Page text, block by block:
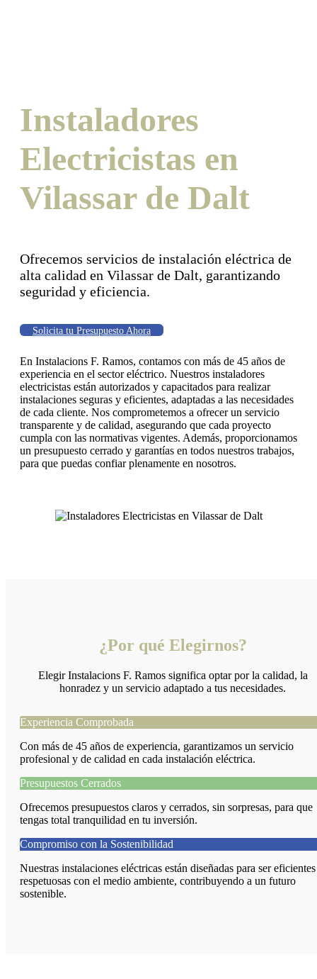
Instaladores
Electricistas en
Vilassar de Dalt
Ofrecemos servicios de instalación eléctrica de
alta calidad en Vilassar de Dalt, garantizando
seguridad y eficiencia.
Solicita tu Presupuesto Ahora
En Instalacions F. Ramos, contamos con más de 45 años de
experiencia en el sector eléctrico. Nuestros instaladores
electricistas están autorizados y capacitados para realizar
instalaciones seguras y eficientes, adaptadas a las necesidades
de cada cliente. Nos comprometemos a ofrecer un servicio
transparente y de calidad, asegurando que cada proyecto
cumpla con las normativas vigentes. Además, proporcionamos
un presupuesto cerrado y garantías en todos nuestros trabajos,
para que puedas confiar plenamente en nosotros.
¿Por qué Elegirnos?
Elegir Instalacions F. Ramos significa optar por la calidad, la
honradez y un servicio adaptado a tus necesidades.
Experiencia Comprobada
Con más de 45 años de experiencia, garantizamos un servicio
profesional y de calidad en cada instalación eléctrica.
Presupuestos Cerrados
Ofrecemos presupuestos claros y cerrados, sin sorpresas, para que
tengas total tranquilidad en tu inversión.
Compromiso con la Sostenibilidad
Nuestras instalaciones eléctricas están diseñadas para ser
respetuosas con el medio ambiente, contribuyendo a un futuro
sostenible.